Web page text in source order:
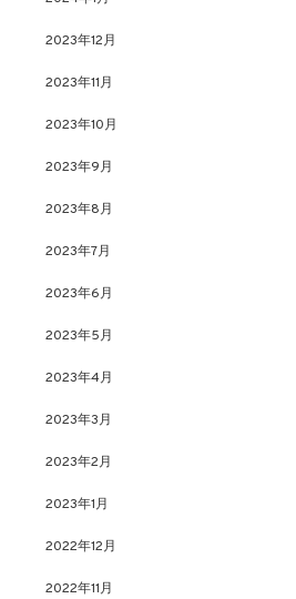
2023年12月
2023年11月
2023年10月
2023年9月
2023年8月
2023年7月
2023年6月
2023年5月
2023年4月
2023年3月
2023年2月
2023年1月
2022年12月
2022年11月